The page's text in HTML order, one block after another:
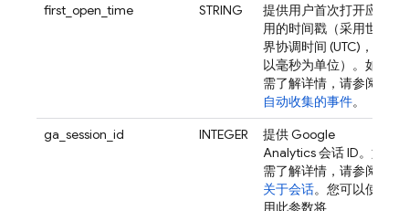
first_open_time
STRING
提供用户首次打开应
用的时间戳（采用世
界协调时间 (UTC)，
以毫秒为单位）。如
需了解详情，请参阅
自动收集的事件。
ga_session_id
INTEGER 提供Google
Analytics会话 ID。如
需了解详情，请参阅
关于会话。您可以使
用此参数将